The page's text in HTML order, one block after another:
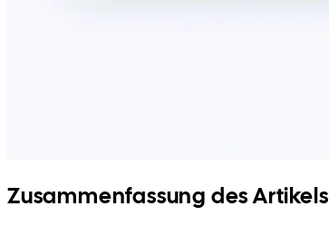
Zusammenfassung des Artikels